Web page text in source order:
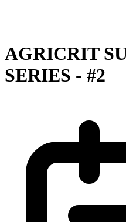
AGRICRIT
SERIES - #2